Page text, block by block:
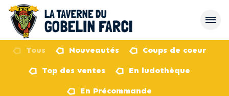
Tous Nouveautés Coups de coeur
Top des ventes En ludothèque
En Précommande